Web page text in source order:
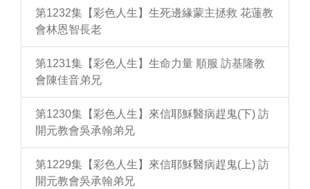
第1232集【彩色人生】生死邊緣蒙主拯救 花蓮教
會林恩智長老
第1231集【彩色人生】生命力量 順服 訪基隆教
會陳佳音弟兄
第1230集【彩色人生】來信耶穌醫病趕鬼(下) 訪
開元教會吳承翰弟兄
第1229集【彩色人生】來信耶穌醫病趕鬼(上) 訪
開元教會吳承翰弟兄